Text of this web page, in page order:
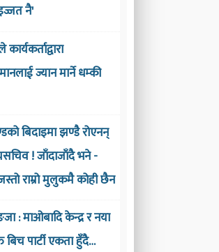
नै'
ज्यान मार्ने धम्की
बिदाइमा झण्डै रोएनन्
! जाँदाजाँदै भने -
राम्रो मुलुकमै कोही छैन
: माओबादि केन्द्र र नया
बिच पार्टी एकता हुँदै…